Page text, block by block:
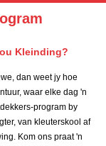
Kleinding?
dan weet jy hoe
waar elke dag 'n
program by
van kleuterskool af
Kom ons praat 'n